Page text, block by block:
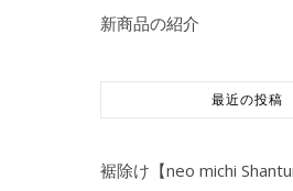
新商品の紹介
最近の投稿
裾除け【neo michi